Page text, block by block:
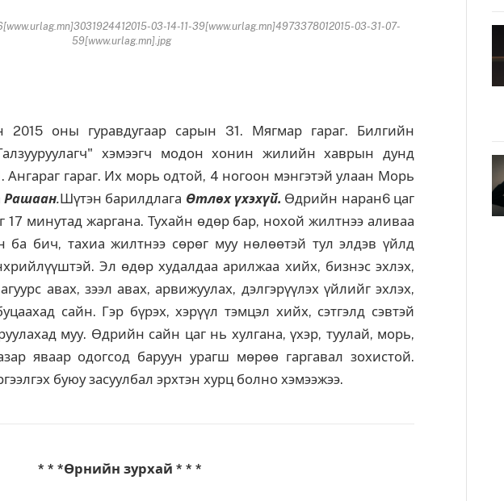
03-14-11-39[www.urlag.mn]4973378012015-03-31-07-
59[www.urlag.mn].jpg
оны гуравдугаар сарын 31. Мягмар гараг. Билгийн
хэмээгч модон хонин жилийн хаврын дунд
Ангараг гараг. Их морь одтой, 4 ногоон мэнгэтэй улаан Морь
Рашаан.Шүтэн барилдлага Өтлөх үхэхүй. Өдрийн наран6 цаг
17 минутад жаргана. Тухайн өдөр бар, нохой жилтнээ аливаа
ба бич, тахиа жилтнээ сөрөг муу нөлөөтэй тул элдэв үйлд
Эл өдөр худалдаа арилжаа хийх, бизнэс эхлэх,
авах, зээл авах, арвижуулах, дэлгэрүүлэх үйлийг эхлэх,
сайн. Гэр бүрэх, хэрүүл тэмцэл хийх, сэтгэлд сэвтэй
муу. Өдрийн сайн цаг нь хулгана, үхэр, туулай, морь,
яваар одогсод баруун урагш мөрөө гаргавал зохистой.
буюу засуулбал эрхтэн хурц болно хэмээжээ.
* * *Өрнийн зурхай * * *